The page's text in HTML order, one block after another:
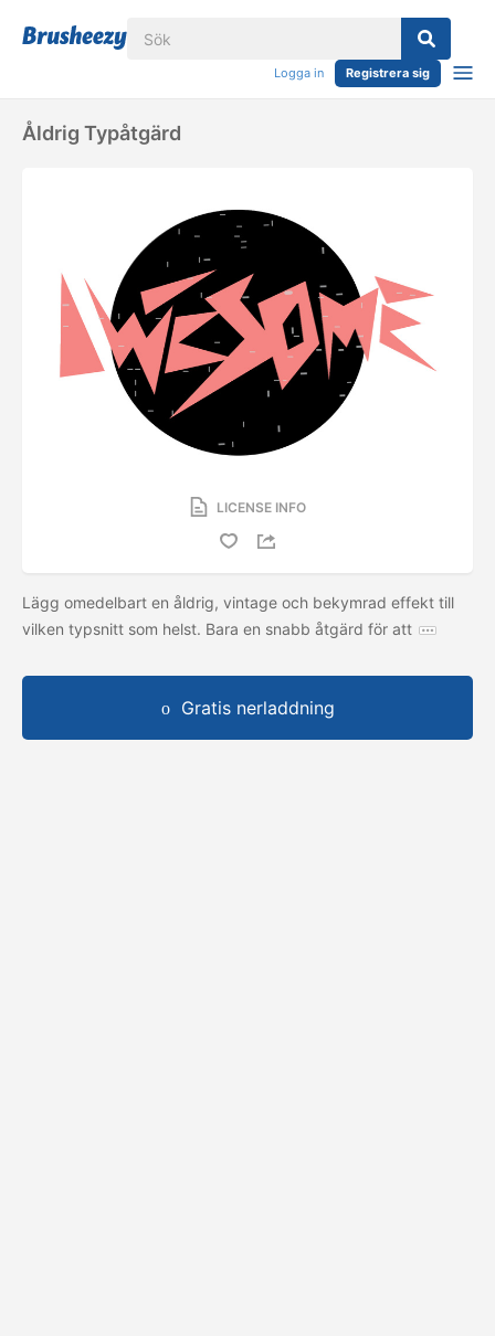
Logga in Registrera sig
Åldrig Typåtgärd
LICENSE INFO
Lägg omedelbart en åldrig, vintage och bekymrad effekt till
vilken typsnitt som helst. Bara en snabb åtgärd för att
Gratis nerladdning